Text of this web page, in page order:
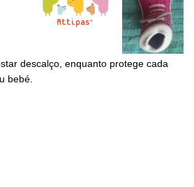
descalço, enquanto protege cada
bebé.